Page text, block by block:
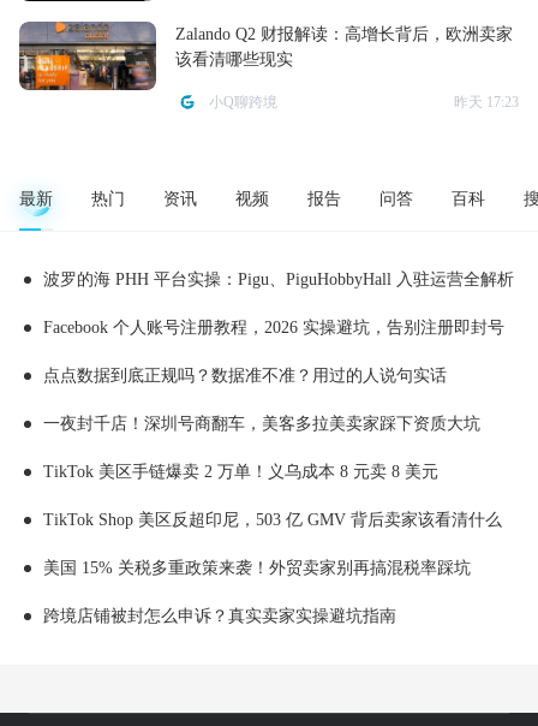
Zalando Q2 财报解读：高增长背后，欧洲卖家
该看清哪些现实
小Q聊跨境 昨天 17:23
最新 热门 资讯 视频 报告 问答 百科
波罗的海 PHH 平台实操：Pigu、PiguHobbyHall 入驻运营全解析
Facebook 个人账号注册教程，2026 实操避坑，告别注册即封号
点点数据到底正规吗？数据准不准？用过的人说句实话
一夜封千店！深圳号商翻车，美客多拉美卖家踩下资质大坑
TikTok 美区手链爆卖 2 万单！义乌成本 8 元卖 8 美元
TikTok Shop 美区反超印尼，503 亿 GMV 背后卖家该看清什么
美国 15% 关税多重政策来袭！外贸卖家别再搞混税率踩坑
跨境店铺被封怎么申诉？真实卖家实操避坑指南